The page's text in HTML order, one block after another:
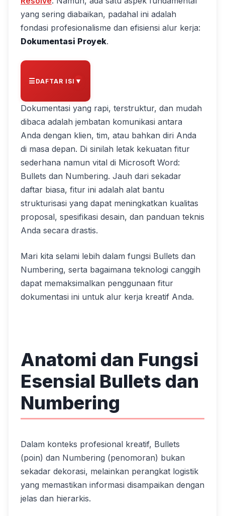
yang sering diabaikan, padahal ini adalah
fondasi profesionalisme dan efisiensi alur kerja:
Dokumentasi Proyek.
DAFTAR ISI ▼
Dokumentasi yang rapi, terstruktur, dan mudah
dibaca adalah jembatan komunikasi antara
Anda dengan klien, tim, atau bahkan diri Anda
di masa depan. Di sinilah letak kekuatan fitur
sederhana namun vital di Microsoft Word:
Bullets dan Numbering. Jauh dari sekadar
daftar biasa, fitur ini adalah alat bantu
strukturisasi yang dapat meningkatkan kualitas
proposal, spesifikasi desain, dan panduan teknis
Anda secara drastis.
Mari kita selami lebih dalam fungsi Bullets dan
Numbering, serta bagaimana teknologi canggih
dapat memaksimalkan penggunaan fitur
dokumentasi ini untuk alur kerja kreatif Anda.
Anatomi dan Fungsi
Esensial Bullets dan
Numbering
Dalam konteks profesional kreatif, Bullets
(poin) dan Numbering (penomoran) bukan
sekadar dekorasi, melainkan perangkat logistik
yang memastikan informasi disampaikan dengan
jelas dan hierarkis.